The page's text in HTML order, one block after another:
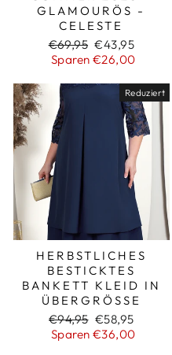
GLAMOURÖS -
CELESTE
Normaler
Preis
€69,95 Sonderpreis
€43,95
Sparen €26,00
Reduziert
HERBSTLICHES
BESTICKTES
BANKETT KLEID IN
ÜBERGRÖSSE
Normaler
Preis
€94,95 Sonderpreis
€58,95
Sparen €36,00